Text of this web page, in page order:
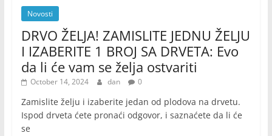
Novosti
DRVO ŽELJA! ZAMISLITE JEDNU ŽELJU
I IZABERITE 1 BROJ SA DRVETA: Evo
da li će vam se želja ostvariti
October 14, 2024 dan 0
Zamislite želju i izaberite jedan od plodova na drvetu.
Ispod drveta ćete pronaći odgovor, i saznaćete da li će
se